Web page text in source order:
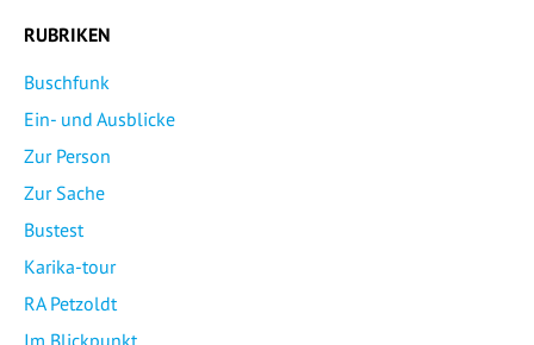
RUBRIKEN
Buschfunk
Ein- und Ausblicke
Zur Person
Zur Sache
Bustest
Karika-tour
RA Petzoldt
Im Blickpunkt